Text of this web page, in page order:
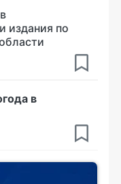
издания по
в